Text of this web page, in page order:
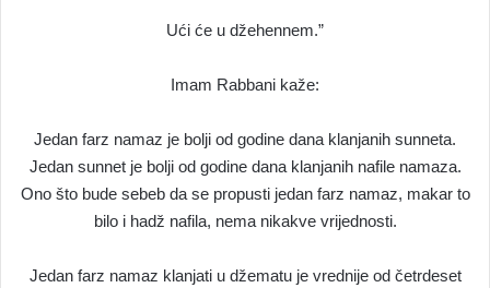
Ući će u džehennem.”
Imam Rabbani kaže:
Jedan farz namaz je bolji od godine dana klanjanih sunneta.
Jedan sunnet je bolji od godine dana klanjanih nafile namaza.
Ono što bude sebeb da se propusti jedan farz namaz, makar to
bilo i hadž nafila, nema nikakve vrijednosti.
Jedan farz namaz klanjati u džematu je vrednije od četrdeset